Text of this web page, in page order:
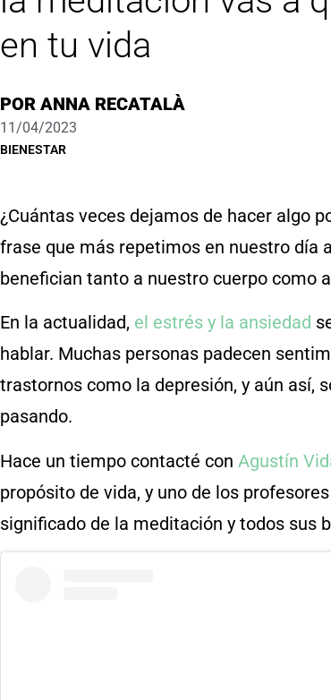
en tu vida
POR ANNA RECATALÀ
11/04/2023
BIENESTAR
¿Cuántas veces dejamos de hacer algo
frase que más repetimos en nuestro día
benefician tanto a nuestro cuerpo como
En la actualidad, el estrés y la ansiedad
hablar. Muchas personas padecen
trastornos como la depresión, y aún así,
pasando.
Hace un tiempo contacté con Agustín
propósito de vida, y uno de los
significado de la meditación y todos sus